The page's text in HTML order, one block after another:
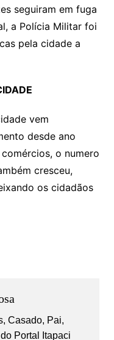
seguiram em fuga
a Polícia Militar foi
pela cidade a
vem
desde ano
o numero
cresceu,
os cidadãos
Casado, Pai,
Portal Itapaci